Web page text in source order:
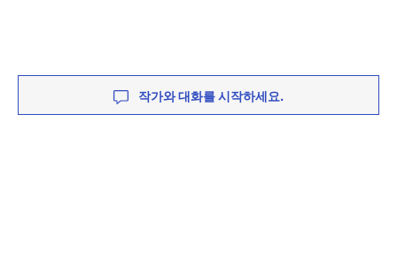
작가와 대화를 시작하세요.